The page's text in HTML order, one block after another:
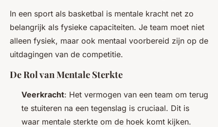
In een sport als basketbal is mentale kracht net zo
belangrijk als fysieke capaciteiten. Je team moet niet
alleen fysiek, maar ook mentaal voorbereid zijn op de
uitdagingen van de competitie.
De Rol van Mentale Sterkte
Veerkracht: Het vermogen van een team om terug
te stuiteren na een tegenslag is cruciaal. Dit is
waar mentale sterkte om de hoek komt kijken.